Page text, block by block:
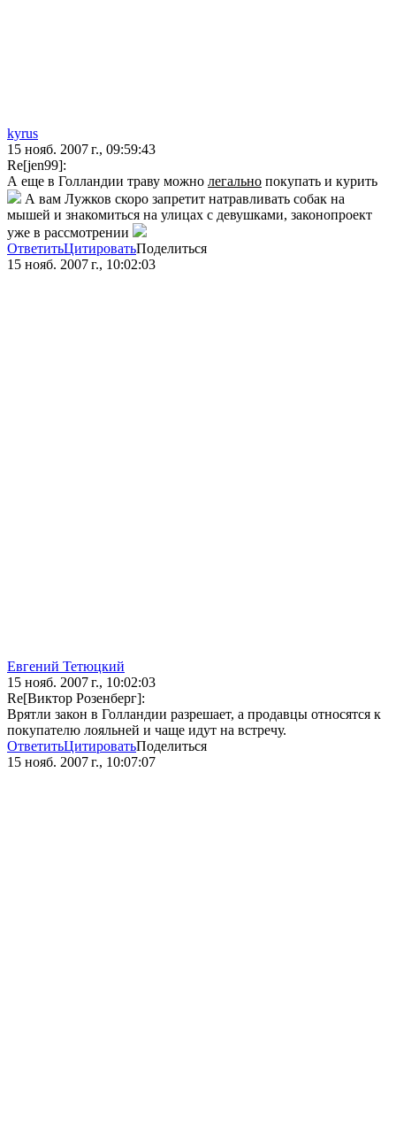
kyrus
15 нояб. 2007 г., 09:59:43
Re[jen99]:
А еще в Голландии траву можно легально покупать и курить
А вам Лужков скоро запретит натравливать собак на
мышей и знакомиться на улицах с девушками, законопроект
уже в рассмотрении
ОтветитьЦитироватьПоделиться
15 нояб. 2007 г., 10:02:03
Евгений Тетюцкий
15 нояб. 2007 г., 10:02:03
Re[Виктор Розенберг]:
Врятли закон в Голландии разрешает, а продавцы относятся к
покупателю лояльней и чаще идут на встречу.
ОтветитьЦитироватьПоделиться
15 нояб. 2007 г., 10:07:07